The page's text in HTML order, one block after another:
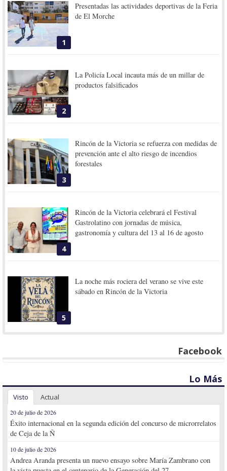
1
Presentadas las actividades deportivas de la Feria
de El Morche
2
La Policía Local incauta más de un millar de
productos falsificados
3
Rincón de la Victoria se refuerza con medidas de
prevención ante el alto riesgo de incendios
forestales
4
Rincón de la Victoria celebrará el Festival
Gastrolatino con jornadas de música,
gastronomía y cultura del 13 al 16 de agosto
5
La noche más rociera del verano se vive este
sábado en Rincón de la Victoria
Facebook
Lo Más
Visto Actual
20 de julio de 2026
Éxito internacional en la segunda edición del concurso de microrrelatos
de Ceja de la Ñ
10 de julio de 2026
Andrea Aranda presenta un nuevo ensayo sobre María Zambrano con